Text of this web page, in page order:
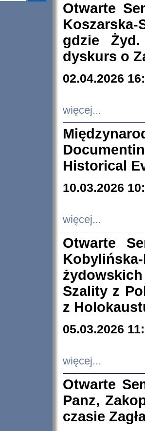
Otwarte
Koszarska-
gdzie
dyskurs o
02.04.2026
więcej...
Historical
10.03.2026
więcej...
Otwarte
Szality z
z
05.03.2026
więcej...
Otwarte
Panz,
czasie